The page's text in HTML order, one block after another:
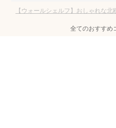
【ウォールシェルフ】おしゃれな
全てのおすすめ